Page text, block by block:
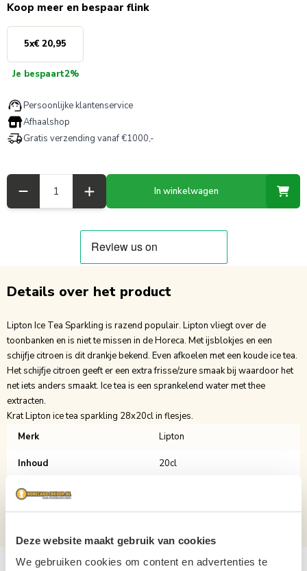
Deze website maakt gebruik van cookies
We gebruiken cookies om content en advertenties te
Koop meer en bespaar flink
5x€ 20,95
Je bespaart2%
Persoonlijke klantenservice
Afhaalshop
Gratis verzending vanaf €1000,-
In winkelwagen
Details over het product
Lipton Ice Tea Sparkling is razend populair. Lipton vliegt over de
toonbanken en is niet te missen in de Horeca. Met ijsblokjes en een
schijfje citroen is dit drankje bekend. Even afkoelen met een koude ice tea.
Het schijfje citroen geeft er een extra frisse/zure smaak bij waardoor het
net iets anders smaakt. Ice tea is een sprankelend water met thee
extracten.
Krat Lipton ice tea sparkling 28x20cl in flesjes.
Merk
Lipton
Inhoud 20cl
Verpakking